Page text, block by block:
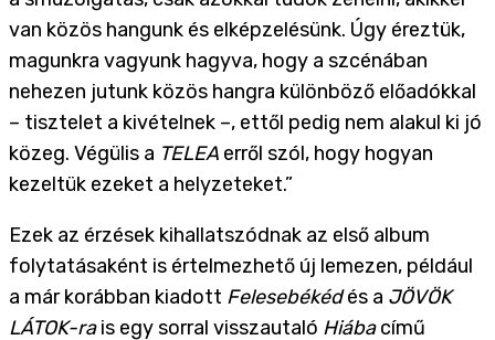
van közös hangunk és elképzelésünk. Úgy éreztük,
magunkra vagyunk hagyva, hogy a szcénában
nehezen jutunk közös hangra különböző előadókkal
– tisztelet a kivételnek –, ettől pedig nem alakul ki jó
közeg. Végülis a TELEA erről szól, hogy hogyan
kezeltük ezeket a helyzeteket.”
Ezek az érzések kihallatszódnak az első album
folytatásaként is értelmezhető új lemezen, például
a már korábban kiadott Felesebékédés a JÖVÖK
LÁTOK-rais egy sorral visszautaló Hiábacímű